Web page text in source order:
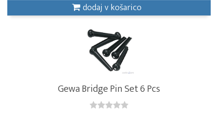
dodaj v košarico
Gewa Bridge Pin Set 6 Pcs